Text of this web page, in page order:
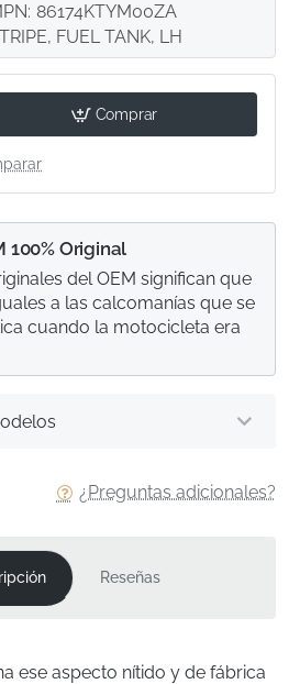
86174KTYM00ZA
FUEL TANK, LH
Comprar
¿Preguntas adicionales?
100% Original
del OEM significan que
a las calcomanías que se
cuando la motocicleta era
Reseñas
ese aspecto nítido y de fábrica